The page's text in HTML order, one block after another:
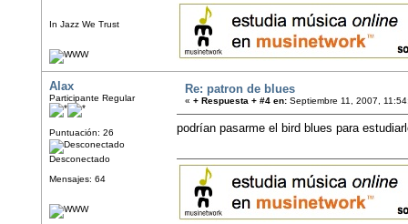
In Jazz We Trust
Alax
Participante Regular
Puntuación: 26
Desconectado
Mensajes: 64
Re: patron de blues
« + Respuesta + #4 en: Septiembre 11, 2007,
podrían pasarme el bird blues para